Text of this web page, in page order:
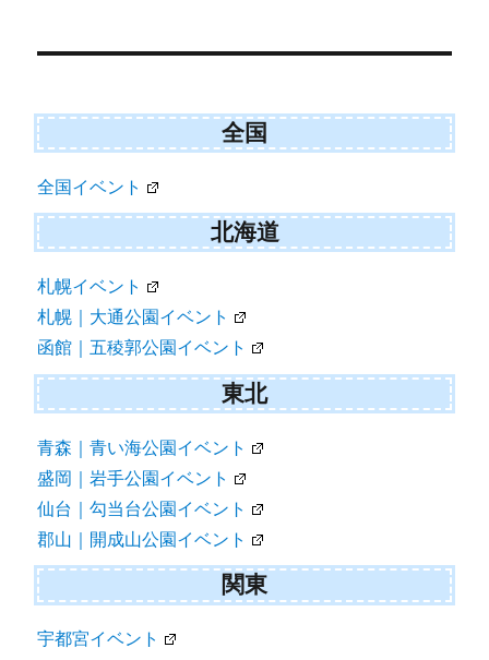
シ
ン
全国
全国イベント
北海道
札幌イベント
札幌｜大通公園イベント
函館｜五稜郭公園イベント
東北
青森｜青い海公園イベント
盛岡｜岩手公園イベント
仙台｜勾当台公園イベント
郡山｜開成山公園イベント
関東
宇都宮イベント